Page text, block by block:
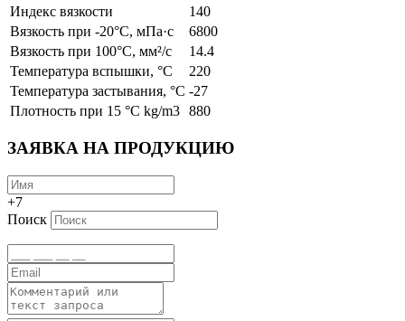
Индекс вязкости
140
Вязкость при -20°С, мПа·с
6800
Вязкость при 100°С, мм²/с
14.4
Температура вспышки, °C
220
Температура застывания, °C -27
Плотность при 15 °C kg/m3 880
ЗАЯВКА НА ПРОДУКЦИЮ
+7
Поиск